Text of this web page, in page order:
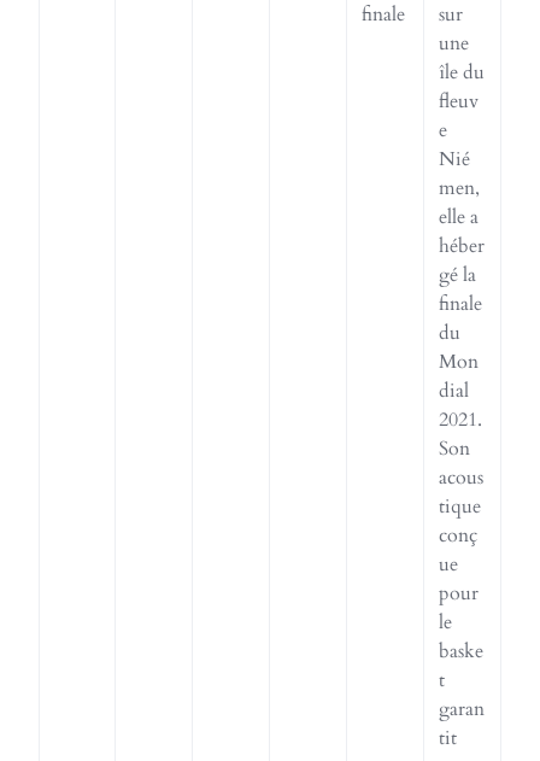
finale
sur
une
île du
fleuv
e
Nié
men,
elle a
héber
gé la
finale
du
Mon
dial
2021.
Son
acous
tique
conç
ue
pour
le
baske
t
garan
tit